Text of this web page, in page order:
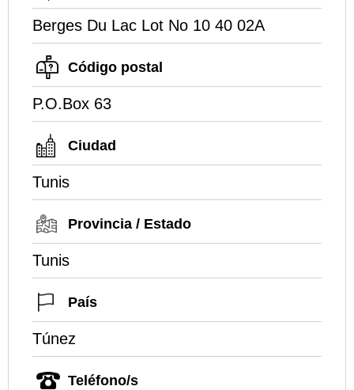
Berges Du Lac Lot No 10 40 02A
Código postal
P.O.Box 63
Ciudad
Tunis
Provincia / Estado
Tunis
País
Túnez
Teléfono/s